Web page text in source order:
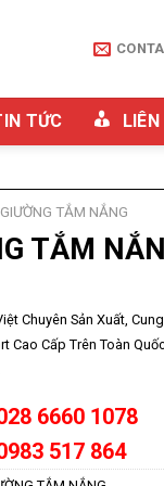
TỨC LIÊN
GIƯỜNG TẮM NẮNG
TẮM
Chuyên Sản Xuất,
Cao Cấp Trên Toàn
6660 1078
517 864